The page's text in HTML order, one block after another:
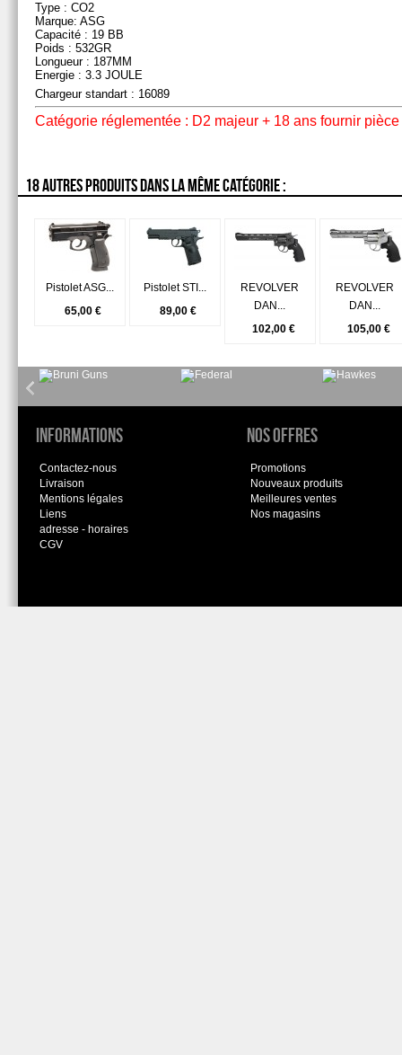
Type : CO2
Marque: ASG
Capacité : 19 BB
Poids : 532GR
Longueur : 187MM
Energie : 3.3 JOULE
Chargeur standart : 16089
Catégorie réglementée : D2 majeur + 18 ans fournir
18 AUTRES PRODUITS DANS LA MÊME CATÉGORIE :
Pistolet ASG...
65,00 €
Pistolet STI...
89,00 €
REVOLVER
DAN...
102,00 €
REVOLVER
DAN...
105,00 €
Informations
Contactez-nous
Livraison
Mentions légales
Liens
adresse - horaires
CGV
Nos offres
Promotions
Nouveaux produits
Meilleures ventes
Nos magasins